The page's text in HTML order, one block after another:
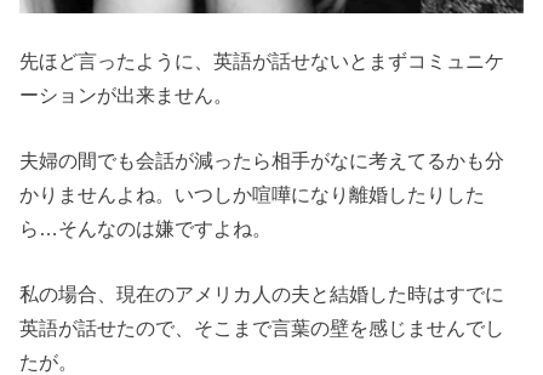
先ほど言ったように、英語が話せないとまずコミュニケ
ーションが出来ません。
夫婦の間でも会話が減ったら相手がなに考えてるかも分
かりませんよね。いつしか喧嘩になり離婚したりした
ら…そんなのは嫌ですよね。
私の場合、現在のアメリカ人の夫と結婚した時はすでに
英語が話せたので、そこまで言葉の壁を感じませんでし
たが。